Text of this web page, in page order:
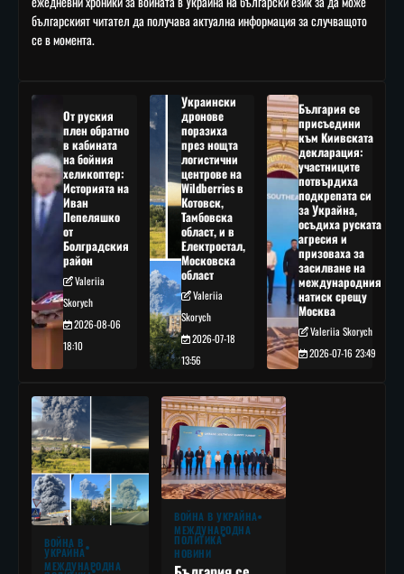
българският читател да получава актуална информация за случващото
се в момента.
От руския
плен обратно
в кабината
на бойния
хеликоптер:
Историята на
Иван
Пепеляшко
от
Болградския
район
Valeriia
Skorych
2026-08-06
18:10
Украински
дронове
поразиха
през нощта
логистични
центрове на
Wildberries в
Котовск,
Тамбовска
област, и в
Електростал,
Московска
област
Valeriia
Skorych
2026-07-18
13:56
България се
присъедини
към Киивската
декларация:
участниците
потвърдиха
подкрепата си
за Украйна,
осъдиха руската
агресия и
призоваха за
засилване на
международния
натиск срещу
Москва
Valeriia Skorych
2026-07-16 23:49
ВОЙНА В
УКРАЙНА
МЕЖДУНАРОДНА
ВОЙНА В УКРАЙНА
МЕЖДУНАРОДНА
ПОЛИТИКА
НОВИНИ